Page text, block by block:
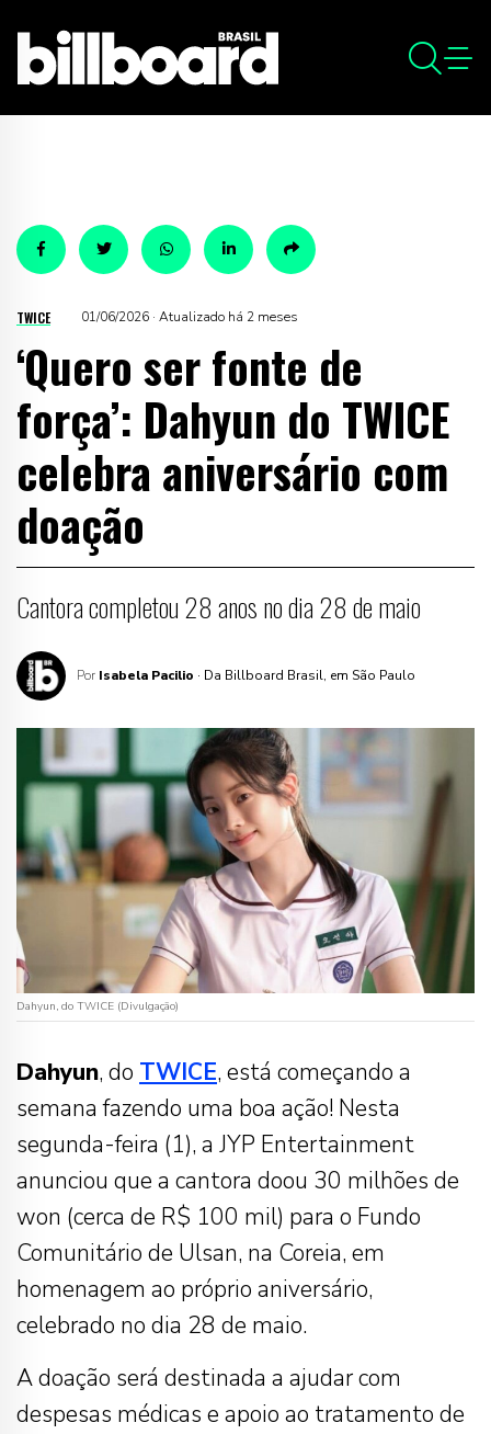
TWICE 01/06/2026 · Atualizado há 2 meses
‘Quero ser fonte de
força’: Dahyun do TWICE
celebra aniversário com
doação
Cantora completou 28 anos no dia 28 de maio
Por Isabela Pacilio · Da Billboard Brasil, em São Paulo
Dahyun, do TWICE (Divulgação)
Dahyun, do TWICE, está começando a
semana fazendo uma boa ação! Nesta
segunda-feira (1), a JYP Entertainment
anunciou que a cantora doou 30 milhões de
won (cerca de R$ 100 mil) para o Fundo
Comunitário de Ulsan, na Coreia, em
homenagem ao próprio aniversário,
celebrado no dia 28 de maio.
A doação será destinada a ajudar com
despesas médicas e apoio ao tratamento de